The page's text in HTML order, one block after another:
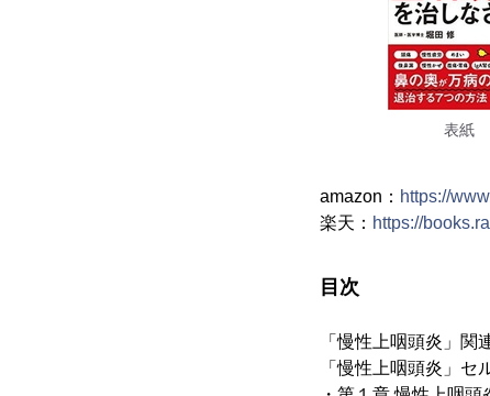
表紙
amazon： https://
楽天： https://
目次
「慢性上咽頭炎」関
「慢性上咽頭炎」セ